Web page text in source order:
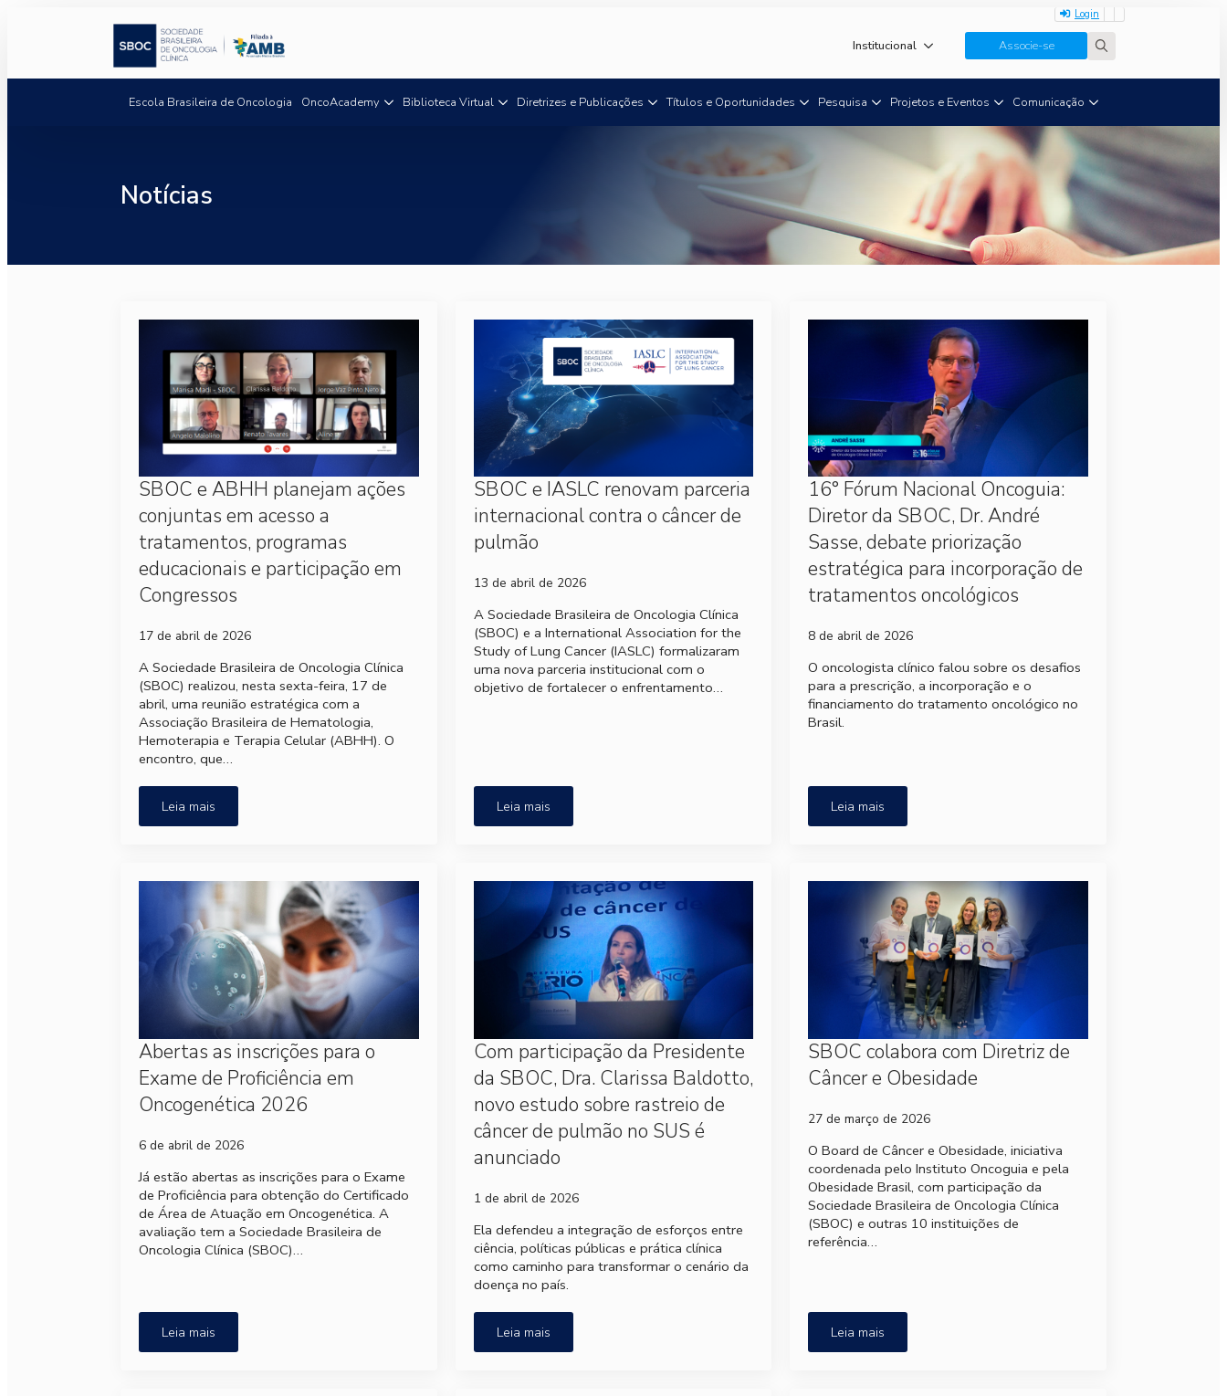
Login
Institucional Associe-se
Escola Brasileira de Oncologia OncoAcademy Biblioteca Virtual Diretrizes e Publicações Títulos e Oportunidades Pesquisa Projetos e Eventos Comunicação
Notícias
SBOC e ABHH planejam ações
conjuntas em acesso a
tratamentos, programas
educacionais e participação em
Congressos
17 de abril de 2026
A Sociedade Brasileira de Oncologia Clínica
(SBOC) realizou, nesta sexta-feira, 17 de
abril, uma reunião estratégica com a
Associação Brasileira de Hematologia,
Hemoterapia e Terapia Celular (ABHH). O
encontro, que…
Leia mais
SBOC e IASLC renovam parceria
internacional contra o câncer de
pulmão
13 de abril de 2026
A Sociedade Brasileira de Oncologia Clínica
(SBOC) e a International Association for the
Study of Lung Cancer (IASLC) formalizaram
uma nova parceria institucional com o
objetivo de fortalecer o enfrentamento…
Leia mais
16° Fórum Nacional Oncoguia:
Diretor da SBOC, Dr. André
Sasse, debate priorização
estratégica para incorporação de
tratamentos oncológicos
8 de abril de 2026
O oncologista clínico falou sobre os desafios
para a prescrição, a incorporação e o
financiamento do tratamento oncológico no
Brasil.
Leia mais
Abertas as inscrições para o
Exame de Proficiência em
Oncogenética 2026
6 de abril de 2026
Já estão abertas as inscrições para o Exame
de Proficiência para obtenção do Certificado
de Área de Atuação em Oncogenética. A
avaliação tem a Sociedade Brasileira de
Oncologia Clínica (SBOC)…
Leia mais
Com participação da Presidente
da SBOC, Dra. Clarissa Baldotto,
novo estudo sobre rastreio de
câncer de pulmão no SUS é
anunciado
1 de abril de 2026
Ela defendeu a integração de esforços entre
ciência, políticas públicas e prática clínica
como caminho para transformar o cenário da
doença no país.
Leia mais
SBOC colabora com Diretriz de
Câncer e Obesidade
27 de março de 2026
O Board de Câncer e Obesidade, iniciativa
coordenada pelo Instituto Oncoguia e pela
Obesidade Brasil, com participação da
Sociedade Brasileira de Oncologia Clínica
(SBOC) e outras 10 instituições de
referência…
Leia mais